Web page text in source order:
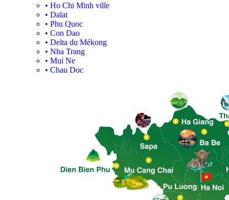
• Ho Chi Minh ville
• Dalat
• Phu Quoc
• Con Dao
• Delta du Mékong
• Nha Trang
• Mui Ne
• Chau Doc